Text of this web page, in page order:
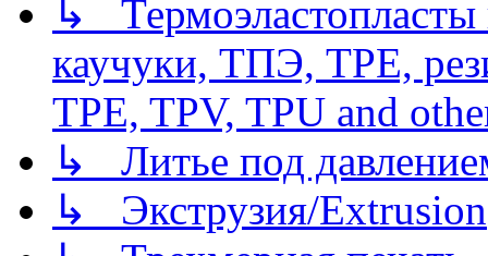
↳
каучуки, ТПЭ, TPE,
TPE, TPV, TPU and
↳ Литье под
↳ Экструзия/Extrusion